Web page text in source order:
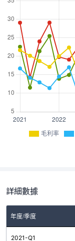
毛利率
詳細數據
年度/季度
2021-Q1